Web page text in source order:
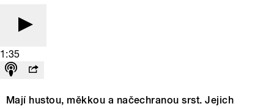
1:35
Mají hustou, měkkou a načechranou srst. Jejich